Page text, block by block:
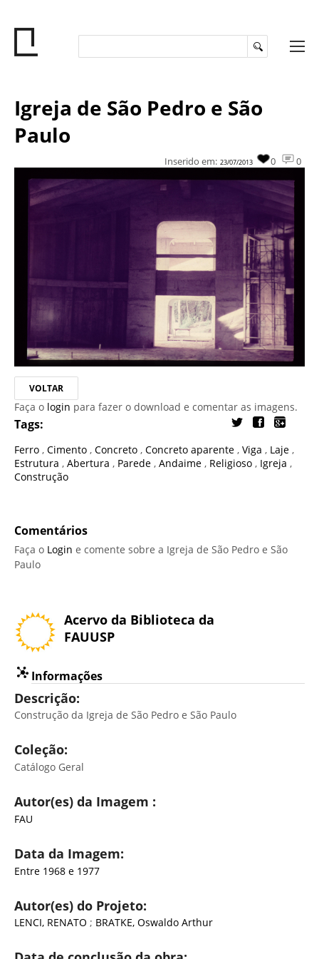
Igreja de São Pedro e São
Paulo
0
0
Inserido em: 23/07/2013
VOLTAR
Faça o login para fazer o download e comentar as imagens.
Tags:
Ferro , Cimento , Concreto , Concreto aparente , Viga , Laje ,
Estrutura , Abertura , Parede , Andaime , Religioso , Igreja ,
Construção
Comentários
Faça o Login e comente sobre a Igreja de São Pedro e São
Paulo
Acervo da Biblioteca da
FAUUSP
Informações
Descrição:
Construção da Igreja de São Pedro e São Paulo
Coleção:
Catálogo Geral
Autor(es) da Imagem :
FAU
Data da Imagem:
Entre 1968 e 1977
Autor(es) do Projeto:
LENCI, RENATO ; BRATKE, Oswaldo Arthur